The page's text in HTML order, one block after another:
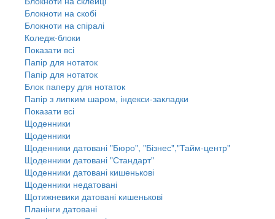
Блокноти на скобі
Блокноти на спіралі
Коледж-блоки
Показати всі
Папір для нотаток
Папір для нотаток
Блок паперу для нотаток
Папір з липким шаром, індекси-закладки
Показати всі
Щоденники
Щоденники
Щоденники датовані "Бюро", "Бізнес","Тайм-центр"
Щоденники датовані "Стандарт"
Щоденники датовані кишенькові
Щоденники недатовані
Щотижневики датовані кишенькові
Планінги датовані